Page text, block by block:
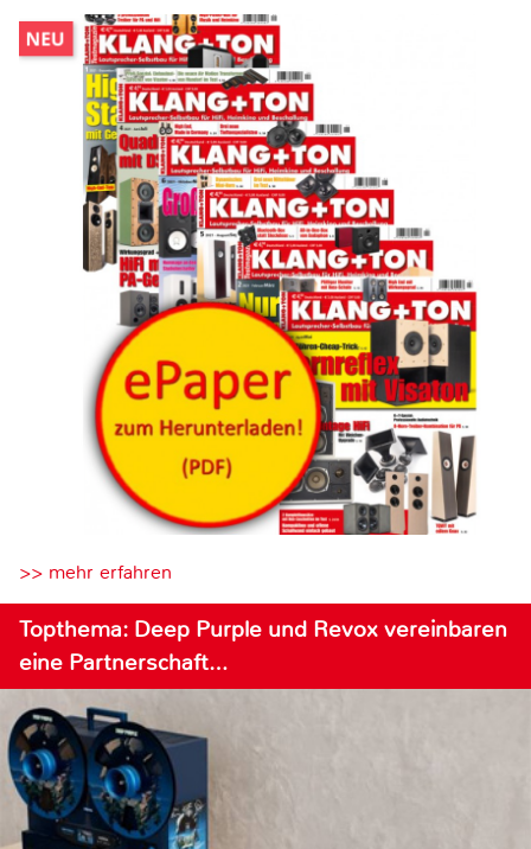
>> mehr erfahren
Topthema: Deep Purple und Revox vereinbaren
eine Partnerschaft…